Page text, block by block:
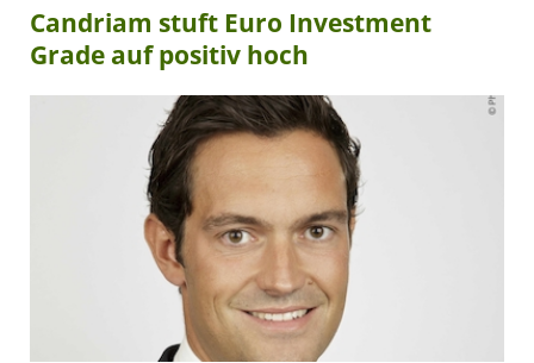
Candriam stuft Euro Investment
Grade auf positiv hoch